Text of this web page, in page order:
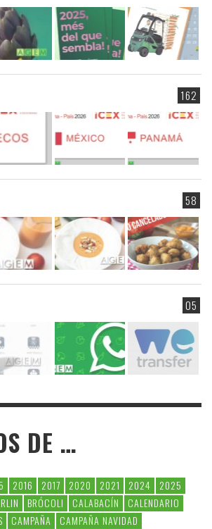
162
58
05
DE …
2016 2017 2020 2021 2024
2025
BRÓCOLI CALABACÍN
CALENDARIO
CAMPAÑA
CAMPAÑA NAVIDAD